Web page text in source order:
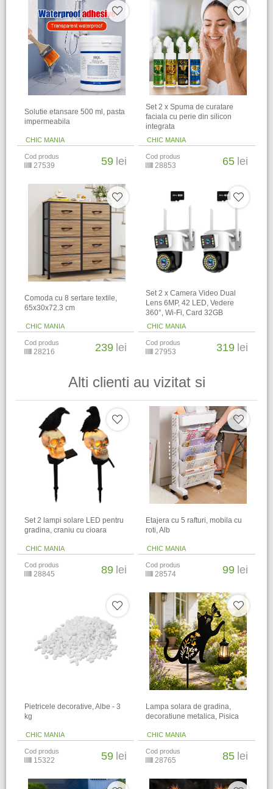
Solutie etansare 500 ml, pasta
impermeabila
CHIC MANIA
Cod produs
27539 59 lei
Set 2 x Spuma de curatare
faciala cu perie din silicon
integrata
CHIC MANIA
Cod produs
28853 65 lei
Comoda cu 8 sertare textile,
65x30x72.3 cm
CHIC MANIA
Cod produs
28216 239 lei
Set 2 x Camera Video Dual
Lens 6MP, 42 LED, Vedere
360°, Wi-Fi, Card 32GB
CHIC MANIA
Cod produs
27953 319 lei
Alti clienti au vizitat si
Set 2 lampi solare LED pentru
gradina, craniu cu cioara
CHIC MANIA
Cod produs
28845 89 lei
Etajera cu 5 rafturi, mobila cu
roti, Alb
CHIC MANIA
Cod produs
28574 99 lei
Pietricele decorative, Albe - 3
kg
CHIC MANIA
Cod produs
15322 59 lei
Lampa solara de gradina,
decoratiune metalica, Pisica
CHIC MANIA
Cod produs
28765 85 lei